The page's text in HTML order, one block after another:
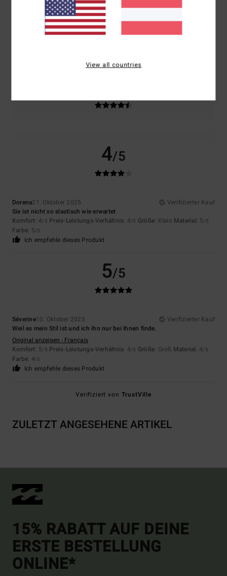
4.5
4.0
4/5
Dorena21. Oktober 2025
Verifizierter Kauf
Sie ist nicht so elastisch wie erwartet
Komfort: 4/5 Preis-Leistungs-Verhältnis: 4/5 Größe: Klein Material: 5 /5
Farbe: 5/5
Ich empfehle dieses Produkt
5/5
Séverine10. Oktober 2025
Verifizierter Kauf
Weil es mein Stil ist und ich ihn nur bei Ihnen finde.
Original anzeigen - Français
Komfort: 5/5 Preis-Leistungs-Verhältnis: 4/5 Größe: Groß Material: 4/5
Farbe: 4/5
Ich empfehle dieses Produkt
Verifiziert von TrustVille
ZULETZT ANGESEHENE ARTIKEL
15% RABATT AUF DEINE
ERSTE BESTELLUNG
ONLINE*
View all countries